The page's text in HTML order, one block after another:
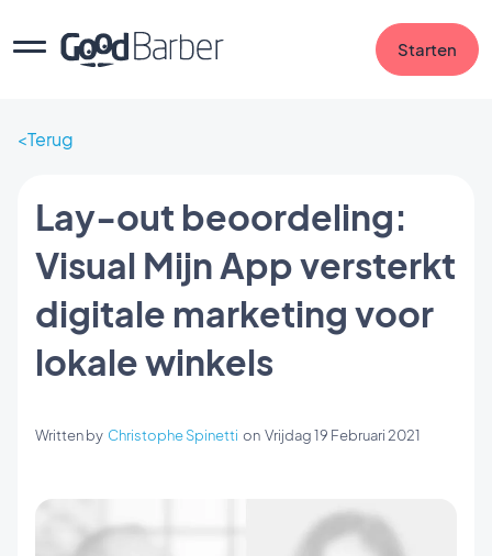
Starten
Terug
Lay-out beoordeling:
Visual Mijn App versterkt
digitale marketing voor
lokale winkels
Written by Christophe Spinetti on Vrijdag 19 Februari 2021